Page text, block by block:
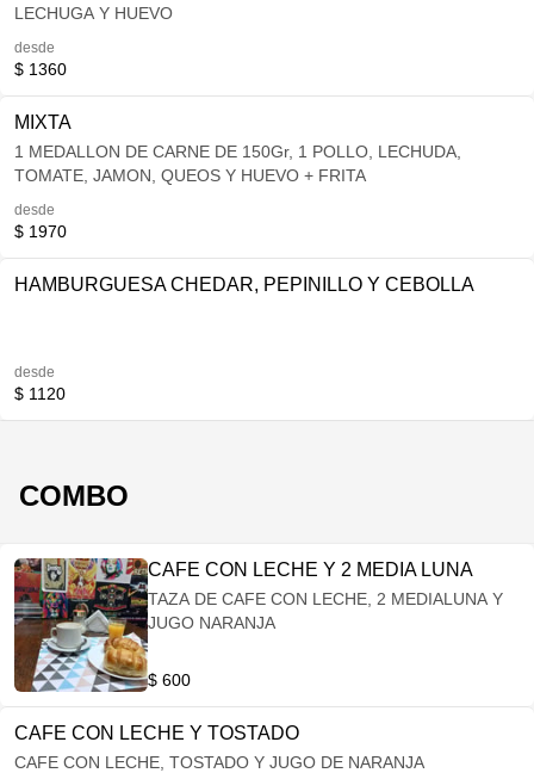
LECHUGA Y HUEVO
desde
$ 1360
MIXTA
1 MEDALLON DE CARNE DE 150Gr, 1 POLLO, LECHUDA,
TOMATE, JAMON, QUEOS Y HUEVO + FRITA
desde
$ 1970
HAMBURGUESA CHEDAR, PEPINILLO Y CEBOLLA
desde
$ 1120
COMBO
CAFE CON LECHE Y 2 MEDIA LUNA
TAZA DE CAFE CON LECHE, 2 MEDIALUNA Y
JUGO NARANJA
$ 600
CAFE CON LECHE Y TOSTADO
CAFE CON LECHE, TOSTADO Y JUGO DE NARANJA